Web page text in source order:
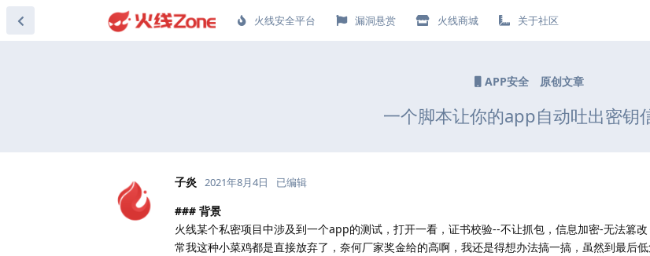
火线安全平台 漏洞悬赏 火线商城 关于社区
APP安全 原创文章
一个脚本让你的app自动吐出密钥
子炎 2021年8月4日 已编辑
### 背景
火线某个私密项目中涉及到一个app的测试，打开一看，证书校验--不让抓包，信息加密-无法篡
常我这种小菜鸡都是直接放弃了，奈何厂家奖金给的高啊，我还是得想办法搞一搞，虽然到最后